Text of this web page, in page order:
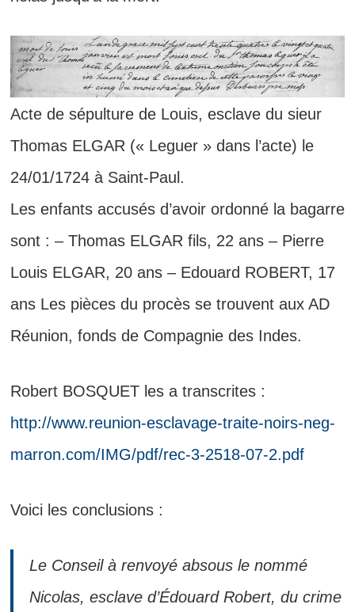
Acte de sépulture de Louis, esclave du sieur
Thomas ELGAR (« Leguer » dans l’acte) le
24/01/1724 à Saint-Paul.
Les enfants accusés d’avoir ordonné la bagarre
sont : – Thomas ELGAR fils, 22 ans – Pierre
Louis ELGAR, 20 ans – Edouard ROBERT, 17
ans Les pièces du procès se trouvent aux AD
Réunion, fonds de Compagnie des Indes.
Robert BOSQUET les a transcrites :
http://www.reunion-esclavage-traite-noirs-neg-
marron.com/IMG/pdf/rec-3-2518-07-2.pdf
Voici les conclusions :
Le Conseil à renvoyé absous le nommé
Nicolas, esclave d’Édouard Robert, du crime